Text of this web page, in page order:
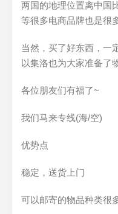
两国的地理位置离中国
等很多电商品牌也是很
当然，买了好东西，一
以集洛也为大家准备了
各位朋友们有福了~
我们马来专线(海/空)
优势点
稳定，送货上门
可以邮寄的物品种类很